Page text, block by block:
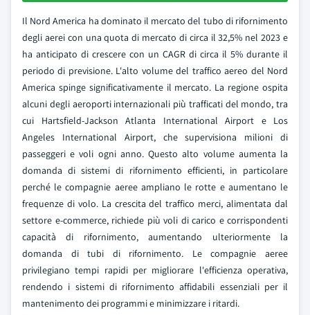
Il Nord America ha dominato il mercato del tubo di rifornimento
degli aerei con una quota di mercato di circa il 32,5% nel 2023 e
ha anticipato di crescere con un CAGR di circa il 5% durante il
periodo di previsione. L'alto volume del traffico aereo del Nord
America spinge significativamente il mercato. La regione ospita
alcuni degli aeroporti internazionali più trafficati del mondo, tra
cui Hartsfield-Jackson Atlanta International Airport e Los
Angeles International Airport, che supervisiona milioni di
passeggeri e voli ogni anno. Questo alto volume aumenta la
domanda di sistemi di rifornimento efficienti, in particolare
perché le compagnie aeree ampliano le rotte e aumentano le
frequenze di volo. La crescita del traffico merci, alimentata dal
settore e-commerce, richiede più voli di carico e corrispondenti
capacità di rifornimento, aumentando ulteriormente la
domanda di tubi di rifornimento. Le compagnie aeree
privilegiano tempi rapidi per migliorare l'efficienza operativa,
rendendo i sistemi di rifornimento affidabili essenziali per il
mantenimento dei programmi e minimizzare i ritardi.